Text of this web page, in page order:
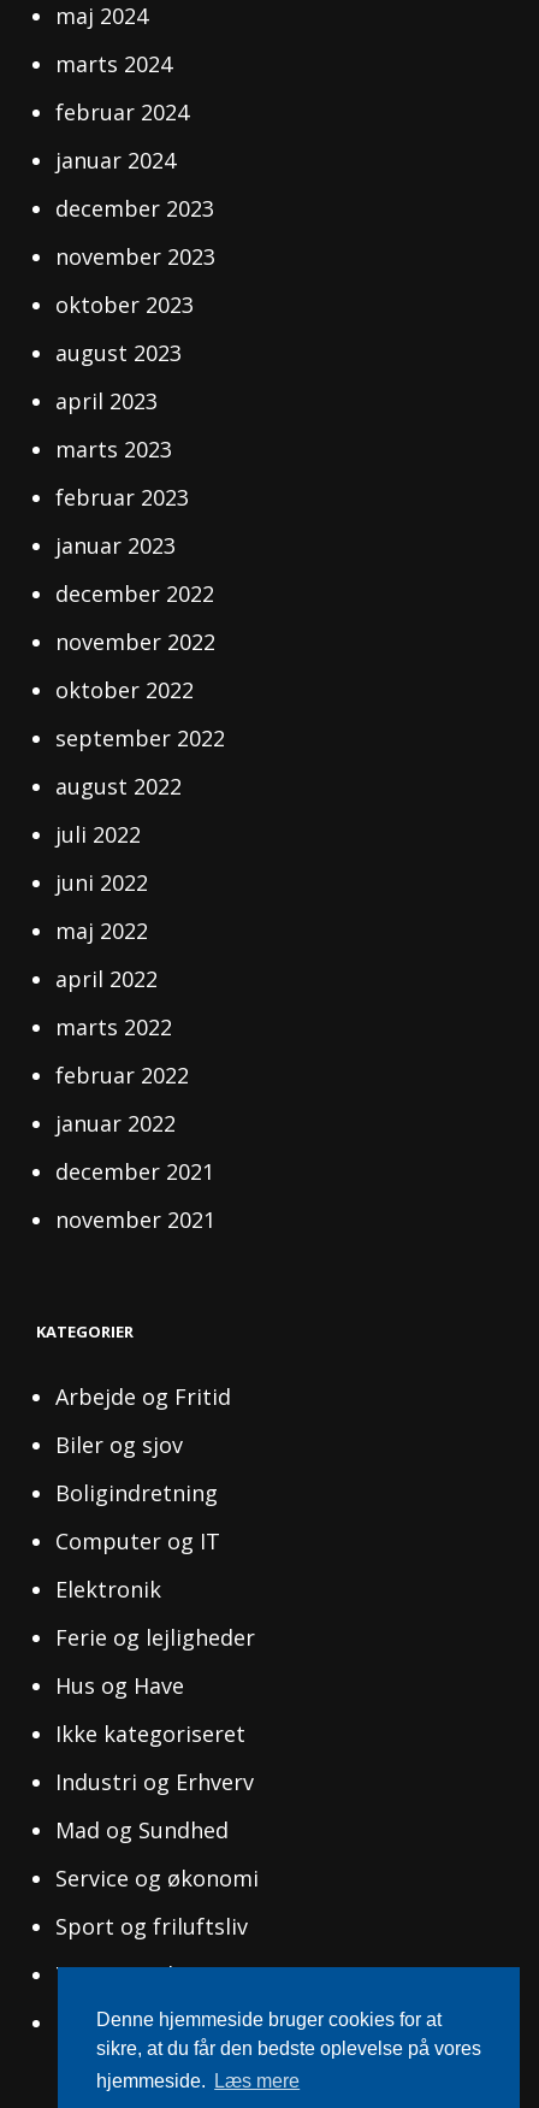
maj 2024
marts 2024
februar 2024
januar 2024
december 2023
november 2023
oktober 2023
august 2023
april 2023
marts 2023
februar 2023
januar 2023
december 2022
november 2022
oktober 2022
september 2022
august 2022
juli 2022
juni 2022
maj 2022
april 2022
marts 2022
februar 2022
januar 2022
december 2021
november 2021
KATEGORIER
Arbejde og Fritid
Biler og sjov
Boligindretning
Computer og IT
Elektronik
Ferie og lejligheder
Hus og Have
Ikke kategoriseret
Industri og Erhverv
Mad og Sundhed
Service og økonomi
Sport og friluftsliv
Tøj og Mode
Uddannelse og Ledelse
Denne hjemmeside bruger cookies for at
sikre, at du får den bedste oplevelse på vores
hjemmeside.
Læs mere